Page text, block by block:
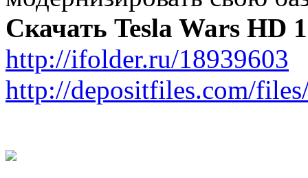
Скачать Tesla Wars HD
http://ifolder.ru/18939603
http://depositfiles.com/